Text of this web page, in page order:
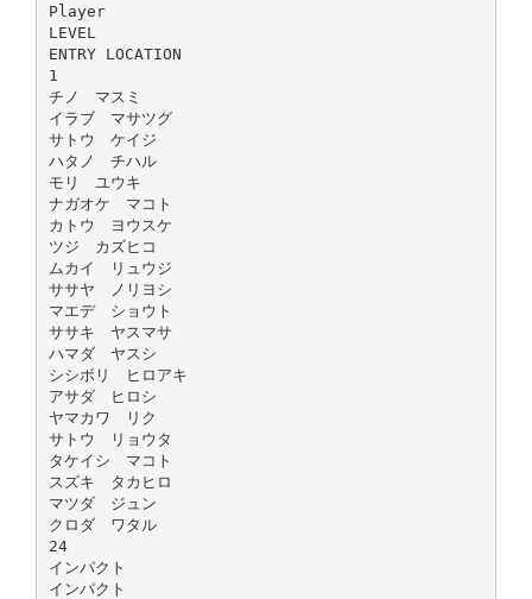
Player
LEVEL
ENTRY LOCATION
1
チノ マスミ
イラブ マサツグ
サトウ ケイジ
ハタノ チハル
モリ ユウキ
ナガオケ マコト
カトウ ヨウスケ
ツジ カズヒコ
ムカイ リュウジ
ササヤ ノリヨシ
マエデ ショウト
ササキ ヤスマサ
ハマダ ヤスシ
シシボリ ヒロアキ
アサダ ヒロシ
ヤマカワ リク
サトウ リョウタ
タケイシ マコト
スズキ タカヒロ
マツダ ジュン
クロダ ワタル
24
インパクト
インパクト